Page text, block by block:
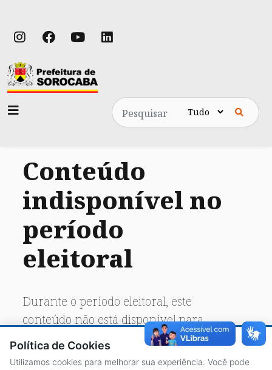
Pesquisa
Conteúdo
indisponível no
período
eleitoral
Durante o período eleitoral, este
conteúdo não está disponível para
acesso público.
Política de Cookies
Utilizamos cookies para melhorar sua experiência. Você pode